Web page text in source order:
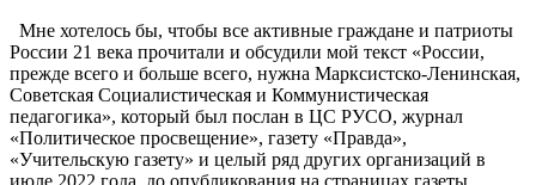
Мне хотелось бы, чтобы все активные граждане и патриоты
России 21 века прочитали и обсудили мой текст «России,
прежде всего и больше всего, нужна Марксистско-Ленинская,
Советская Социалистическая и Коммунистическая
педагогика», который был послан в ЦС РУСО, журнал
«Политическое просвещение», газету «Правда»,
«Учительскую газету» и целый ряд других организаций в
июле 2022 года, до опубликования на страницах газеты